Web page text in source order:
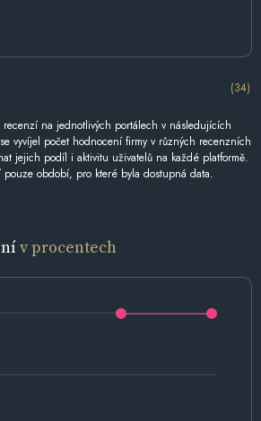
(34)
na jednotlivých portálech v následujících
vyvíjel počet hodnocení firmy v různých recenzních
jejich podíl i aktivitu uživatelů na každé platformě.
období, pro které byla dostupná data.
v procentech